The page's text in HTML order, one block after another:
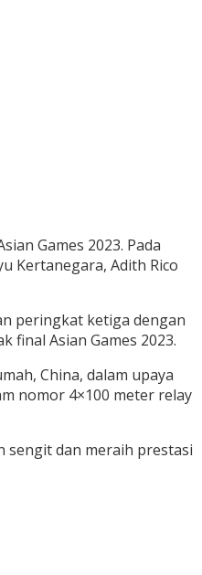
Games 2023. Pada
Kertanegara, Adith Rico
peringkat ketiga dengan
final Asian Games 2023.
China, dalam upaya
nomor 4×100 meter relay
sengit dan meraih prestasi